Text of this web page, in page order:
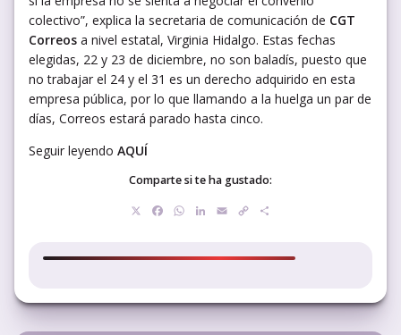
colectivo”, explica la secretaria de comunicación de CGT
Correos a nivel estatal, Virginia Hidalgo. Estas fechas
elegidas, 22 y 23 de diciembre, no son baladís, puesto que
no trabajar el 24 y el 31 es un derecho adquirido en esta
empresa pública, por lo que llamando a la huelga un par de
días, Correos estará parado hasta cinco.
Seguir leyendo AQUÍ
Comparte si te ha gustado:
Facebook
WhatsApp
LinkedIn
EmailCopy